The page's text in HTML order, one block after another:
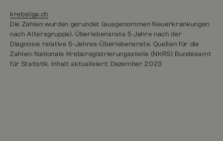
krebsliga.ch
Die Zahlen wurden gerundet (ausgenommen Neuerkrankungen
nach Altersgruppe). Überlebensrate 5 Jahre nach der
Diagnose: relative 5-Jahres-Überlebensrate. Quellen für die
Zahlen: Nationale Krebsregistrierungsstelle (NKRS) Bundesamt
für Statistik. Inhalt aktualisiert: Dezember 2023